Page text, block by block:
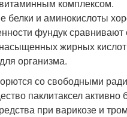
комплексом.
белки и аминокислоты
фундук
жирных
организма.
со свободными
паклитаксел
при варикозе и